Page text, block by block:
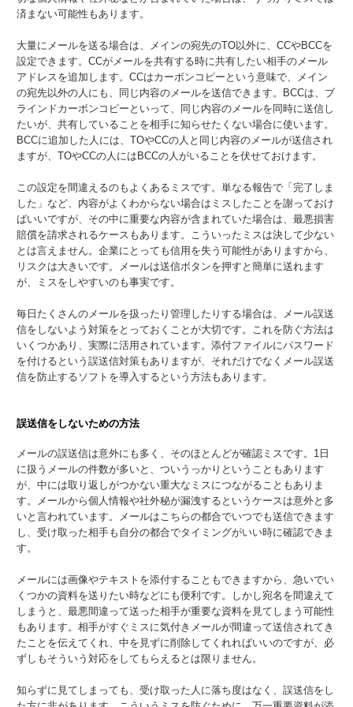
済まない可能性もあります。
大量にメールを送る場合は、メインの宛先のTO以外に、CCやBCCを
設定できます。CCがメールを共有する時に共有したい相手のメール
アドレスを追加します。CCはカーボンコピーという意味で、メイン
の宛先以外の人にも、同じ内容のメールを送信できます。BCCは、ブ
ラインドカーボンコピーといって、同じ内容のメールを同時に送信し
たいが、共有していることを相手に知らせたくない場合に使います。
BCCに追加した人には、TOやCCの人と同じ内容のメールが送信され
ますが、TOやCCの人にはBCCの人がいることを伏せておけます。
この設定を間違えるのもよくあるミスです。単なる報告で「完了しま
した」など、内容がよくわからない場合はミスしたことを謝っておけ
ばいいですが、その中に重要な内容が含まれていた場合は、最悪損害
賠償を請求されるケースもあります。こういったミスは決して少ない
とは言えません。企業にとっても信用を失う可能性がありますから、
リスクは大きいです。メールは送信ボタンを押すと簡単に送れます
が、ミスをしやすいのも事実です。
毎日たくさんのメールを扱ったり管理したりする場合は、メール誤送
信をしないよう対策をとっておくことが大切です。これを防ぐ方法は
いくつかあり、実際に活用されています。添付ファイルにパスワード
を付けるという誤送信対策もありますが、それだけでなくメール誤送
信を防止するソフトを導入するという方法もあります。
誤送信をしないための方法
メールの誤送信は意外にも多く、そのほとんどが確認ミスです。1日
に扱うメールの件数が多いと、ついうっかりということもあります
が、中には取り返しがつかない重大なミスにつながることもありま
す。メールから個人情報や社外秘が漏洩するというケースは意外と多
いと言われています。メールはこちらの都合でいつでも送信できます
し、受け取った相手も自分の都合でタイミングがいい時に確認できま
す。
メールには画像やテキストを添付することもできますから、急いでい
くつかの資料を送りたい時などにも便利です。しかし宛名を間違えて
しまうと、最悪間違って送った相手が重要な資料を見てしまう可能性
もあります。相手がすぐミスに気付きメールが間違って送信されてき
たことを伝えてくれ、中を見ずに削除してくれればいいのですが、必
ずしもそういう対応をしてもらえるとは限りません。
知らずに見てしまっても、受け取った人に落ち度はなく、誤送信をし